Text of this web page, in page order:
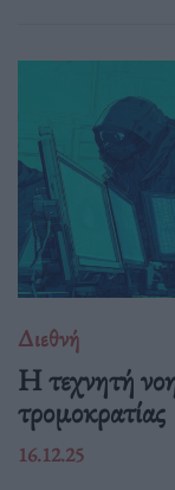
Διεθνή
Η τεχνητή
τρομοκρατίας
16.12.25